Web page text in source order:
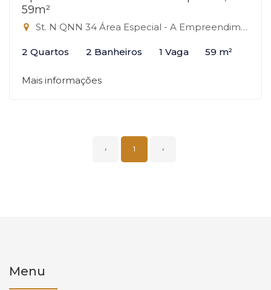
59m²
St. N QNN 34 Área Especial - A Empreendimento, 34 - QNN, Ceilândia-DF
2 Quartos 2 Banheiros 1 Vaga 59 m²
Mais informações
‹ 1 ›
Menu